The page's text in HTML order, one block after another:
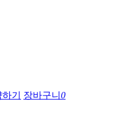
기 장바구니 0